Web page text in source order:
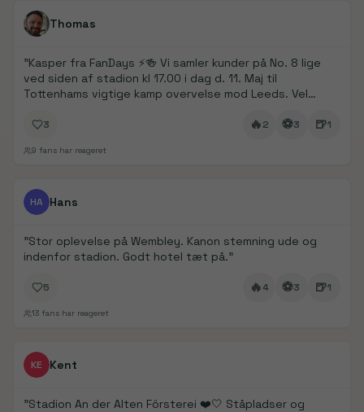
FanDays bidrag
Thomas
"Kasper fra FanDays ⚡️🍻 Vi samler kunder på No. 8 lige
ved siden af stadion kl 17.00 i dag d. 11. Maj til
Tottenhams vigtige kamp overvelse mod Leeds. Vel
3 🔥2 ⚽3 🍺1
9 fans har reageret
FanDays bidrag
HA Hans
"Stor oplevelse på Wembley. Kanon stemning ude og
indenfor stadion. Godt hotel tæt på."
5 🔥4 ⚽3 🍺1
13 fans har reageret
FanDays bidrag
KE Kent
"Stadion An der Alten Försterei ❤️🤍 Ståpladser og